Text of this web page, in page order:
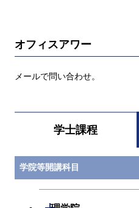
オフィスアワー
メールで問い合わせ。
学士課程
学院等開講科目
開閉